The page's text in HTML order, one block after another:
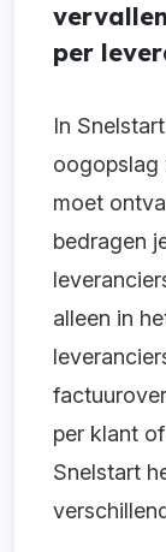
per
In
oogopslag
moet
bedragen
alleen in
per klant
Snelstart